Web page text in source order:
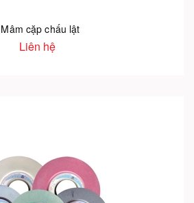
Mâm cặp chấu lật
Liên hệ